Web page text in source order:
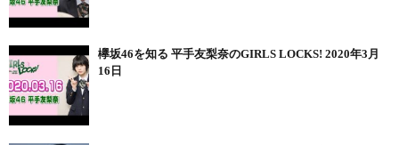
欅坂46を知る 平手友梨奈のGIRLS LOCKS! 2020年3月
16日